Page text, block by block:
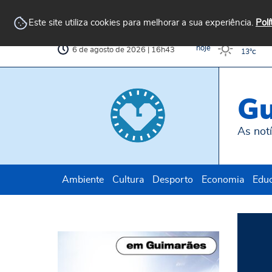
Este site utiliza cookies para melhorar a sua experiência.
Municipal
Municipal
6 de agosto de 2026 | 16h43 hoje 13°c
As
Ambiente Cultura Desporto Economia